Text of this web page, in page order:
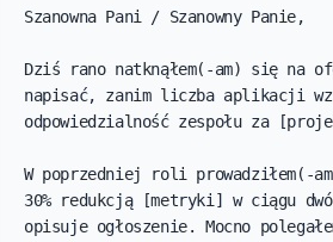
Szanowna Pani / Szanowny Panie,
Dziś rano natknąłem(-am) się na
napisać, zanim liczba aplikacji
odpowiedzialność zespołu za
W poprzedniej roli prowadziłem(-
30% redukcją [metryki] w ciągu
opisuje ogłoszenie. Mocno